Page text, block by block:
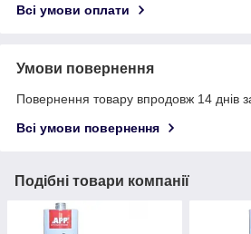
Всі умови оплати
Умови повернення
Повернення товару впродовж 14 днів
Всі умови повернення
Подібні товари компанії